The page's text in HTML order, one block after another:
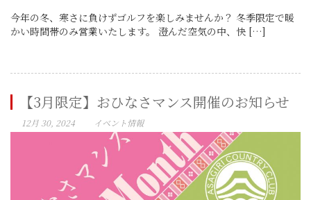
今年の冬、寒さに負けずゴルフを楽しみませんか？ 冬季限定で暖
かい時間帯のみ営業いたします。 澄んだ空気の中、快 […]
【3月限定】おひなさマンス開催のお知らせ
12月 30, 2024 イベント情報